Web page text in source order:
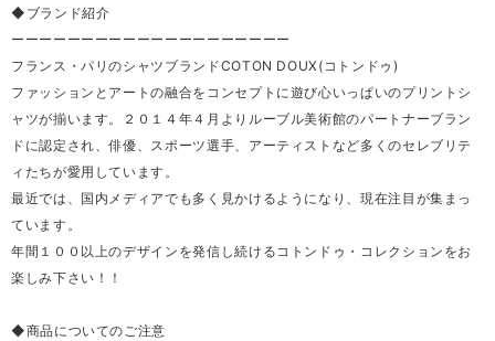
◆ブランド紹介
ーーーーーーーーーーーーーーーーーーーー
フランス・パリのシャツブランドCOTON DOUX(コトンドゥ)
ファッションとアートの融合をコンセプトに遊び心いっぱいのプリントシ
ャツが揃います。２０１４年４月よりルーブル美術館のパートナーブラン
ドに認定され、俳優、スポーツ選手、アーティストなど多くのセレブリテ
ィたちが愛用しています。
最近では、国内メディアでも多く見かけるようになり、現在注目が集まっ
ています。
年間１００以上のデザインを発信し続けるコトンドゥ・コレクションをお
楽しみ下さい！！
◆商品についてのご注意